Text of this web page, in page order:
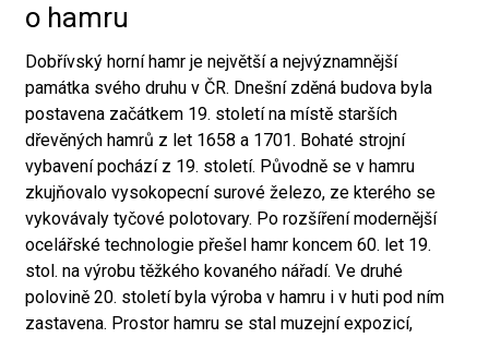
o hamru
Dobřívský horní hamr je největší a nejvýznamnější
památka svého druhu v ČR. Dnešní zděná budova byla
postavena začátkem 19. století na místě starších
dřevěných hamrů z let 1658 a 1701. Bohaté strojní
vybavení pochází z 19. století. Původně se v hamru
zkujňovalo vysokopecní surové železo, ze kterého se
vykovávaly tyčové polotovary. Po rozšíření modernější
ocelářské technologie přešel hamr koncem 60. let 19.
stol. na výrobu těžkého kovaného nářadí. Ve druhé
polovině 20. století byla výroba v hamru i v huti pod ním
zastavena. Prostor hamru se stal muzejní expozicí,